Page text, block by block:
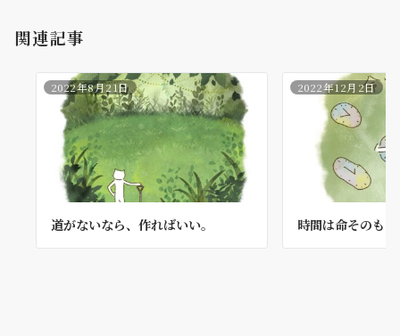
関連記事
2022年8月21日
道がないなら、作ればいい。
2022年12月2日
時間は命そのもの